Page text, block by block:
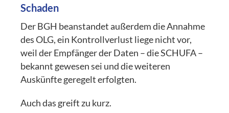
Schaden
Der BGH beanstandet außerdem die Annahme
des OLG, ein Kontrollverlust liege nicht vor,
weil der Empfänger der Daten – die SCHUFA –
bekannt gewesen sei und die weiteren
Auskünfte geregelt erfolgten.
Auch das greift zu kurz.